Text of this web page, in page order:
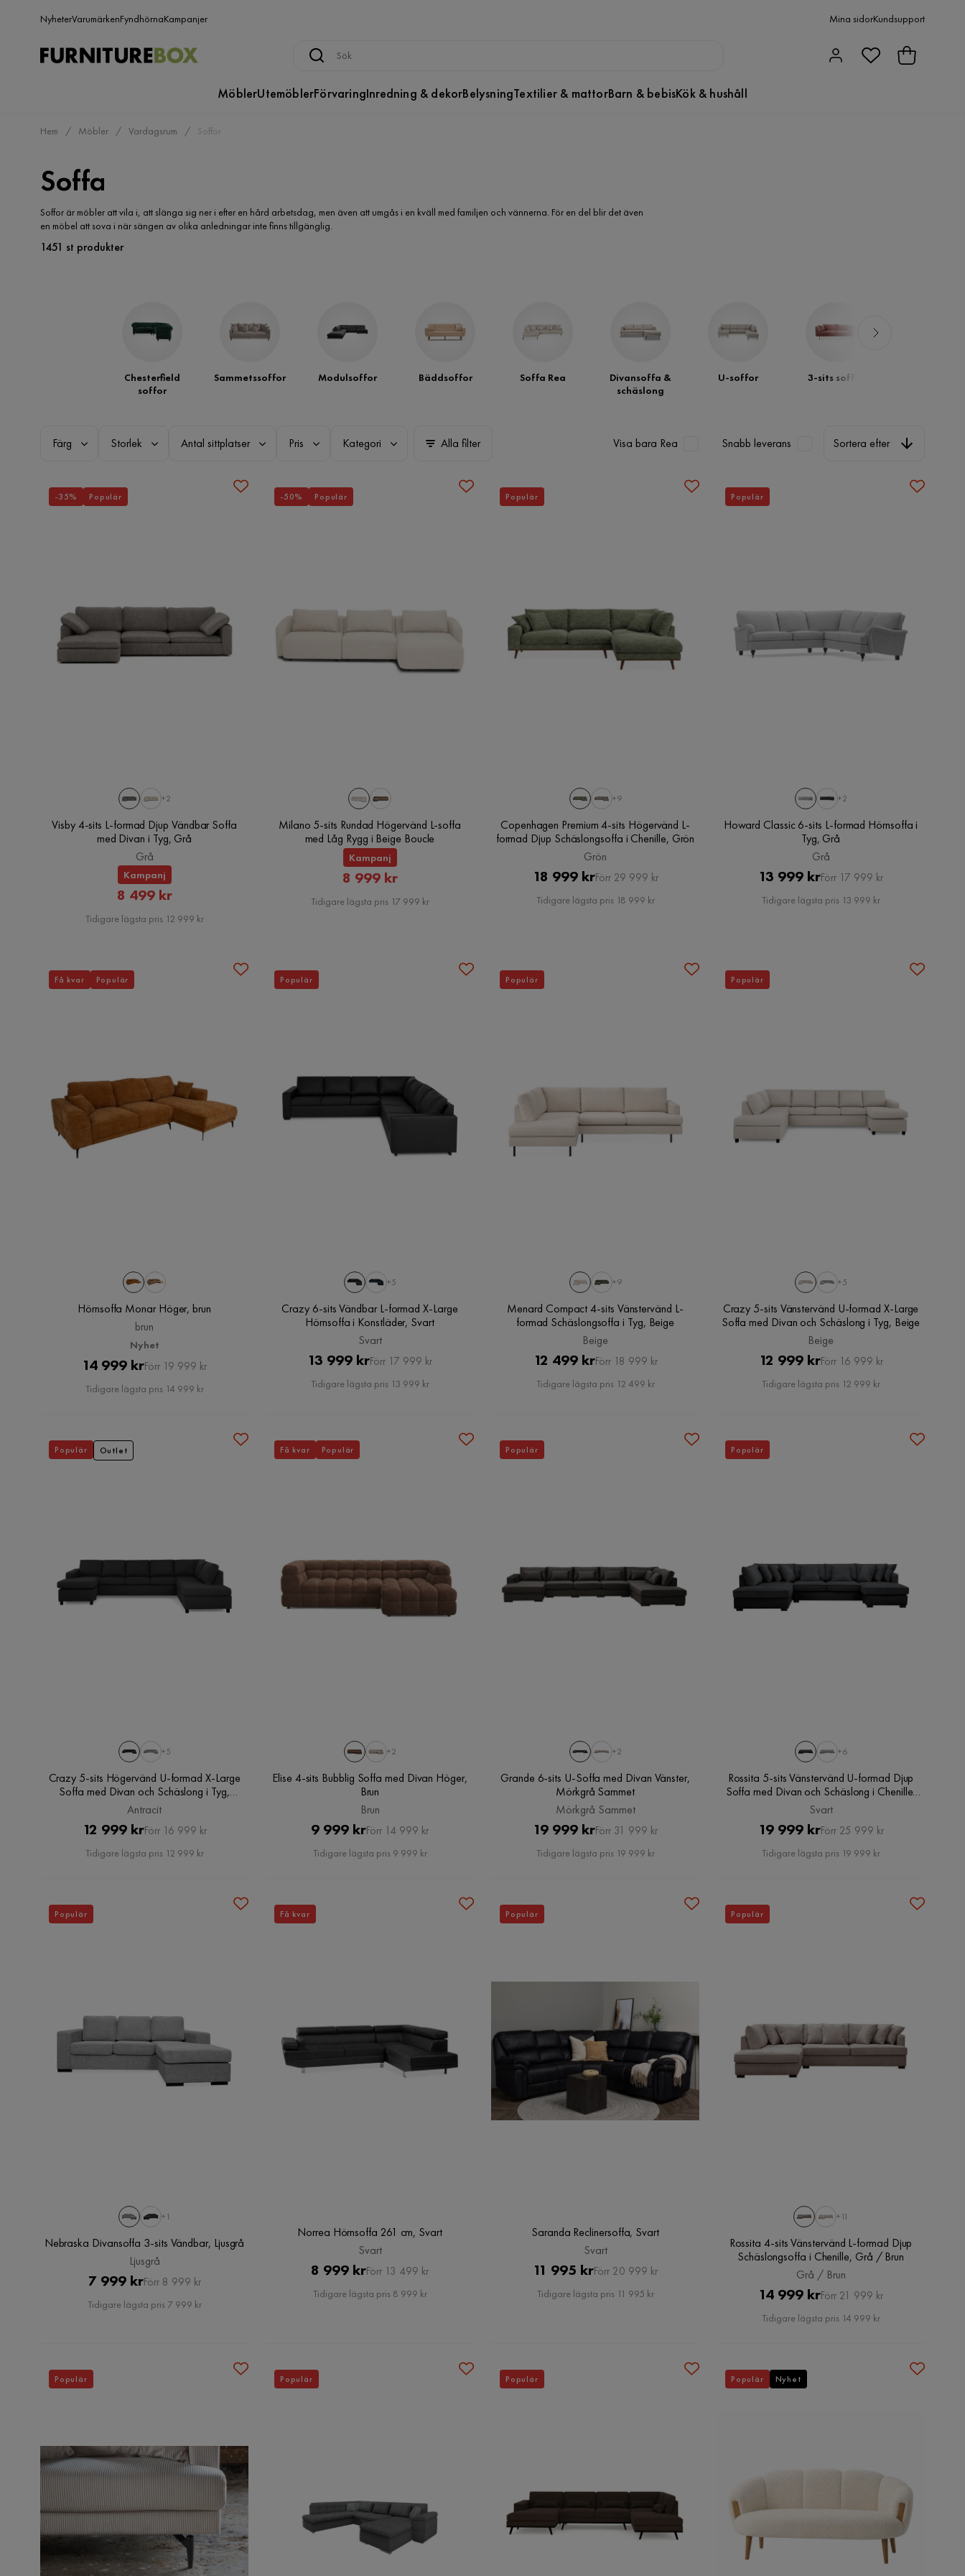
NyheterVarumärkenFyndhörnaKampanjer Mina sidorKundsupport
MöblerUtemöblerFörvaringInredning & dekorBelysningTextilier & mattorBarn & bebisKök & hushåll
Hem Möbler Vardagsrum Soffor
Soffa
Soffor är möbler att vila i, att slänga sig ner i efter en hård arbetsdag, men även att umgås i en kväll med familjen och vännerna. För en del blir det även
en möbel att sova i när sängen av olika anledningar inte finns tillgänglig.
1451 st produkter
Chesterfield
soffor
Sammetssoffor Modulsoffor Bäddsoffor Soffa Rea
Divansoffa &
schäslong
U-soffor 3-sits soffor
Färg Storlek Antal sittplatser Pris Kategori Alla filter Visa bara Rea Snabb leverans Sortera efter
+2
Visby 4-sits L-formad Djup Vändbar Soffa
med Divan i Tyg, Grå
Grå
Kampanj
Rabatterat
Pris
8 499 kr
Tidigare lägsta pris 12 999 kr
-35% Populär
Milano 5-sits Rundad Högervänd L-soffa
med Låg Rygg i Beige Boucle
Kampanj
Rabatterat
Pris
8 999 kr
Tidigare lägsta pris 17 999 kr
-50% Populär
+9
Copenhagen Premium 4-sits Högervänd L-
formad Djup Schäslongsoffa i Chenille, Grön
Grön
Pris
18 999 krOriginal
Pris
Förr 29 999 kr
Tidigare lägsta pris 18 999 kr
Populär
+2
Howard Classic 6-sits L-formad Hörnsoffa i
Tyg, Grå
Grå
Pris
13 999 krOriginal
Pris
Förr 17 999 kr
Tidigare lägsta pris 13 999 kr
Populär
Hörnsoffa Monar Höger, brun
brun
Nyhet
Pris
14 999 krOriginal
Pris
Förr 19 999 kr
Tidigare lägsta pris 14 999 kr
Få kvar Populär
+5
Crazy 6-sits Vändbar L-formad X-Large
Hörnsoffa i Konstläder, Svart
Svart
Pris
13 999 krOriginal
Pris
Förr 17 999 kr
Tidigare lägsta pris 13 999 kr
Populär
+9
Menard Compact 4-sits Vänstervänd L-
formad Schäslongsoffa i Tyg, Beige
Beige
Pris
12 499 krOriginal
Pris
Förr 18 999 kr
Tidigare lägsta pris 12 499 kr
Populär
+5
Crazy 5-sits Vänstervänd U-formad X-Large
Soffa med Divan och Schäslong i Tyg, Beige
Beige
Pris
12 999 krOriginal
Pris
Förr 16 999 kr
Tidigare lägsta pris 12 999 kr
Populär
+5
Crazy 5-sits Högervänd U-formad X-Large
Soffa med Divan och Schäslong i Tyg,
Antracit
Antracit
Pris
12 999 krOriginal
Pris
Förr 16 999 kr
Tidigare lägsta pris 12 999 kr
Populär Outlet
+2
Elise 4-sits Bubblig Soffa med Divan Höger,
Brun
Brun
Pris
9 999 krOriginal
Pris
Förr 14 999 kr
Tidigare lägsta pris 9 999 kr
Få kvar Populär
+2
Grande 6-sits U-Soffa med Divan Vänster,
Mörkgrå Sammet
Mörkgrå Sammet
Pris
19 999 krOriginal
Pris
Förr 31 999 kr
Tidigare lägsta pris 19 999 kr
Populär
+6
Rossita 5-sits Vänstervänd U-formad Djup
Soffa med Divan och Schäslong i Chenille,
Svart
Svart
Pris
19 999 krOriginal
Pris
Förr 25 999 kr
Tidigare lägsta pris 19 999 kr
Populär
+1
Nebraska Divansoffa 3-sits Vändbar, Ljusgrå
Ljusgrå
Pris
7 999 krOriginal
Pris
Förr 8 999 kr
Tidigare lägsta pris 7 999 kr
Populär
Norrea Hörnsoffa 261 cm, Svart
Svart
Pris
8 999 krOriginal
Pris
Förr 13 499 kr
Tidigare lägsta pris 8 999 kr
Få kvar
Saranda Reclinersoffa, Svart
Svart
Pris
11 995 krOriginal
Pris
Förr 20 999 kr
Tidigare lägsta pris 11 995 kr
Populär
+11
Rossita 4-sits Vänstervänd L-formad Djup
Schäslongsoffa i Chenille, Grå / Brun
Grå / Brun
Pris
14 999 krOriginal
Pris
Förr 21 999 kr
Tidigare lägsta pris 14 999 kr
Populär
Populär Populär Populär Populär Nyhet